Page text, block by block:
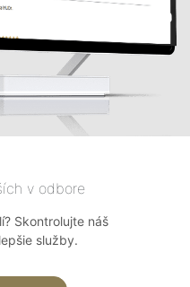
v odbore
Skontrolujte náš
služby.